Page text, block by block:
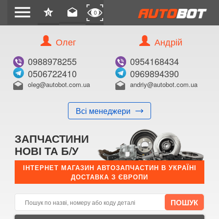
menu star
0 drafts 0
Олег
0988978255
0506722410
drafts oleg@autobot.com.ua
Всі менеджери
Андрій
0954168434
0969894390
drafts andriy@autobot.com.ua
ЗАПЧАСТИНИ
НОВІ ТА Б/У
ІНТЕРНЕТ МАГАЗИН АВТОЗАПЧАСТИН В УКРАЇНІ
ДОСТАВКА З ЄВРОПИ
КУПИТИ
Оригінальний номер:
Примітка:
E-mail:
Телефон: